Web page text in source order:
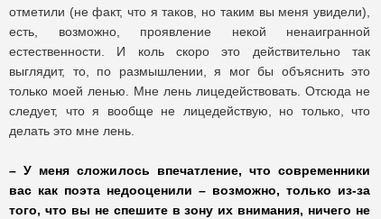
отметили (не факт, что я таков, но таким вы меня увидели),
есть, возможно, проявление некой ненаигранной
естественности. И коль скоро это действительно так
выглядит, то, по размышлении, я мог бы объяснить это
только моей ленью. Мне лень лицедействовать. Отсюда не
следует, что я вообще не лицедействую, но только, что
делать это мне лень.
– У меня сложилось впечатление, что современники
вас как поэта недооценили – возможно, только из-за
того, что вы не спешите в зону их внимания, ничего не